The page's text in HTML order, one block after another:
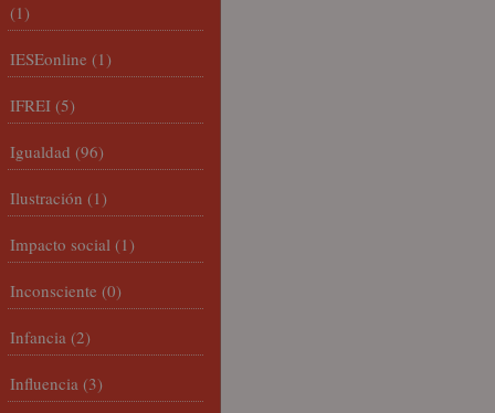
(1)
IESEonline (1)
IFREI (5)
Igualdad (96)
Ilustración (1)
Impacto social (1)
Inconsciente (0)
Infancia (2)
Influencia (3)